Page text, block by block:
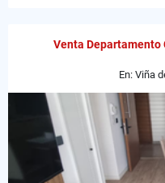
Venta Departamento
En: Viña